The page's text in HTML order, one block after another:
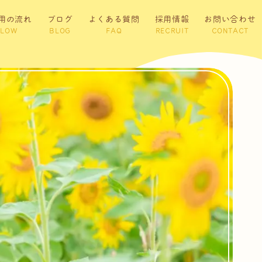
の流れ ブログ
BLOG
よくある質問
FAQ
採用情報
RECRUIT
お問い合わせ
CONTACT